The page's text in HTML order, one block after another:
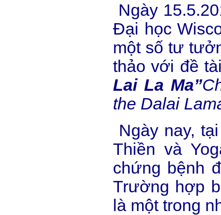
Ngày
Đại học
một số tư
thảo với đề
Lai La Ma”
the Dalai
Ngày nay,
Thiền và
chứng bệnh
Trường hợp
là một trong